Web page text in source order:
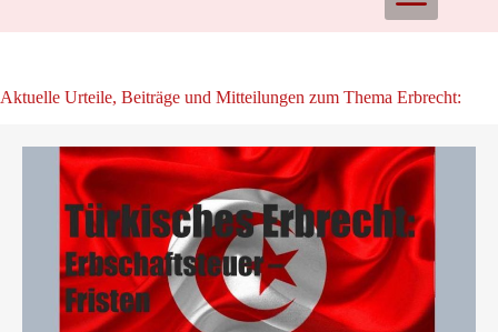
Aktuelle Urteile, Beiträge und Mitteilungen zum Thema Erbrecht: